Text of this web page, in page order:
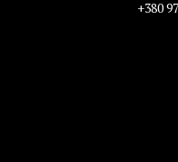
+380